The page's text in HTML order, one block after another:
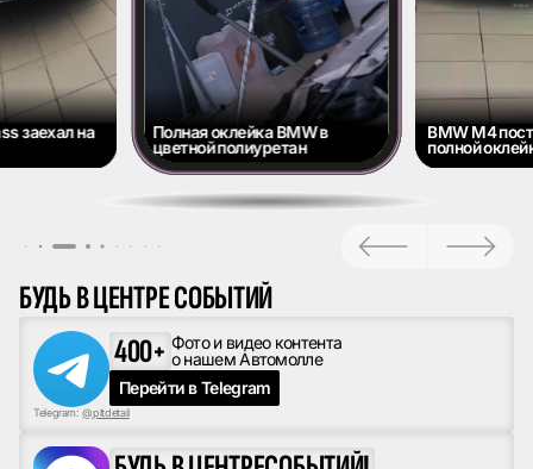
заехал на
Полная оклейка BMW в
цветной полиуретан
BMW M4
полной
БУДЬ В ЦЕНТРЕ СОБЫТИЙ
400+ Фото и видео контента
о нашем Автомолле
Перейти в Telegram
Telegram:@pltdetail